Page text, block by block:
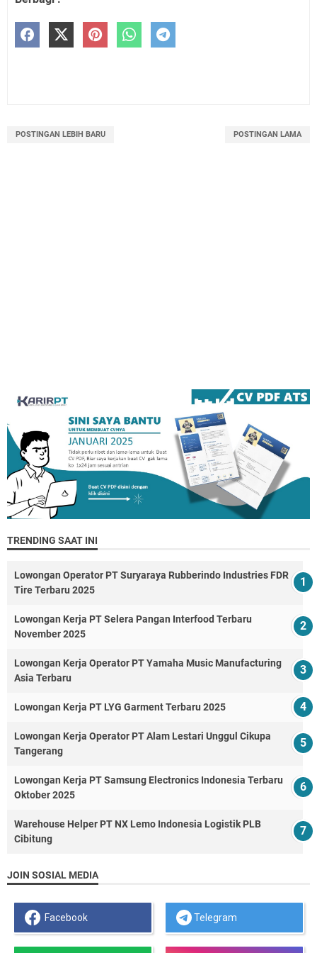
POSTINGAN LEBIH BARU POSTINGAN LAMA
TRENDING SAAT INI
Lowongan Operator PT Suryaraya Rubberindo Industries FDR
Tire Terbaru 2025
Lowongan Kerja PT Selera Pangan Interfood Terbaru
November 2025
Lowongan Kerja Operator PT Yamaha Music Manufacturing
Asia Terbaru
Lowongan Kerja PT LYG Garment Terbaru 2025
Lowongan Kerja Operator PT Alam Lestari Unggul Cikupa
Tangerang
Lowongan Kerja PT Samsung Electronics Indonesia Terbaru
Oktober 2025
Warehouse Helper PT NX Lemo Indonesia Logistik PLB
Cibitung
JOIN SOSIAL MEDIA
Facebook Telegram